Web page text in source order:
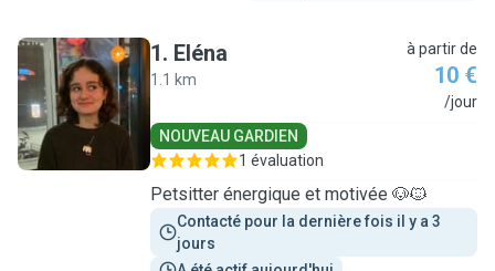
E
1. Eléna
1.1 km
à partir de
10 €
/jour
NOUVEAU GARDIEN
1 évaluation
Petsitter énergique et motivée 🐶🐱
Contacté pour la dernière fois il y a 3
jours